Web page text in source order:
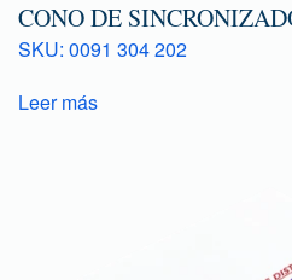
CONO DE
SKU: 0091 304 202
Leer más